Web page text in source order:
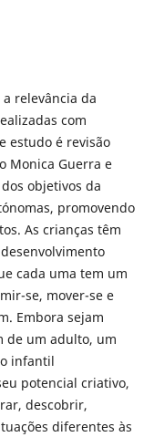
relevância da
com
estudo é revisão
Monica Guerra e
objetivos da
promovendo
As crianças têm
cada uma tem um
se, mover-se e
Embora sejam
de um adulto, um
infantil
potencial criativo,
descobrir,
diferentes às